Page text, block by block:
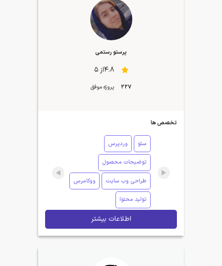
پرستو رستمی
4.8از 5
227 پروژه موفق
تخصص ها
سئو وردپرس
توضیحات محصول
طراحی وب سایت ووکامرس
تولید محتوا
اطلاعات بیشتر